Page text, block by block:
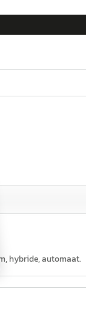
hybride, automaat.